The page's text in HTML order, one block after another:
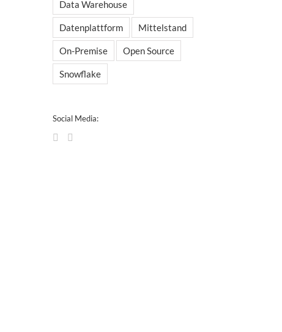
Data Warehouse
Datenplattform Mittelstand
On-Premise Open Source
Snowflake
Social Media: